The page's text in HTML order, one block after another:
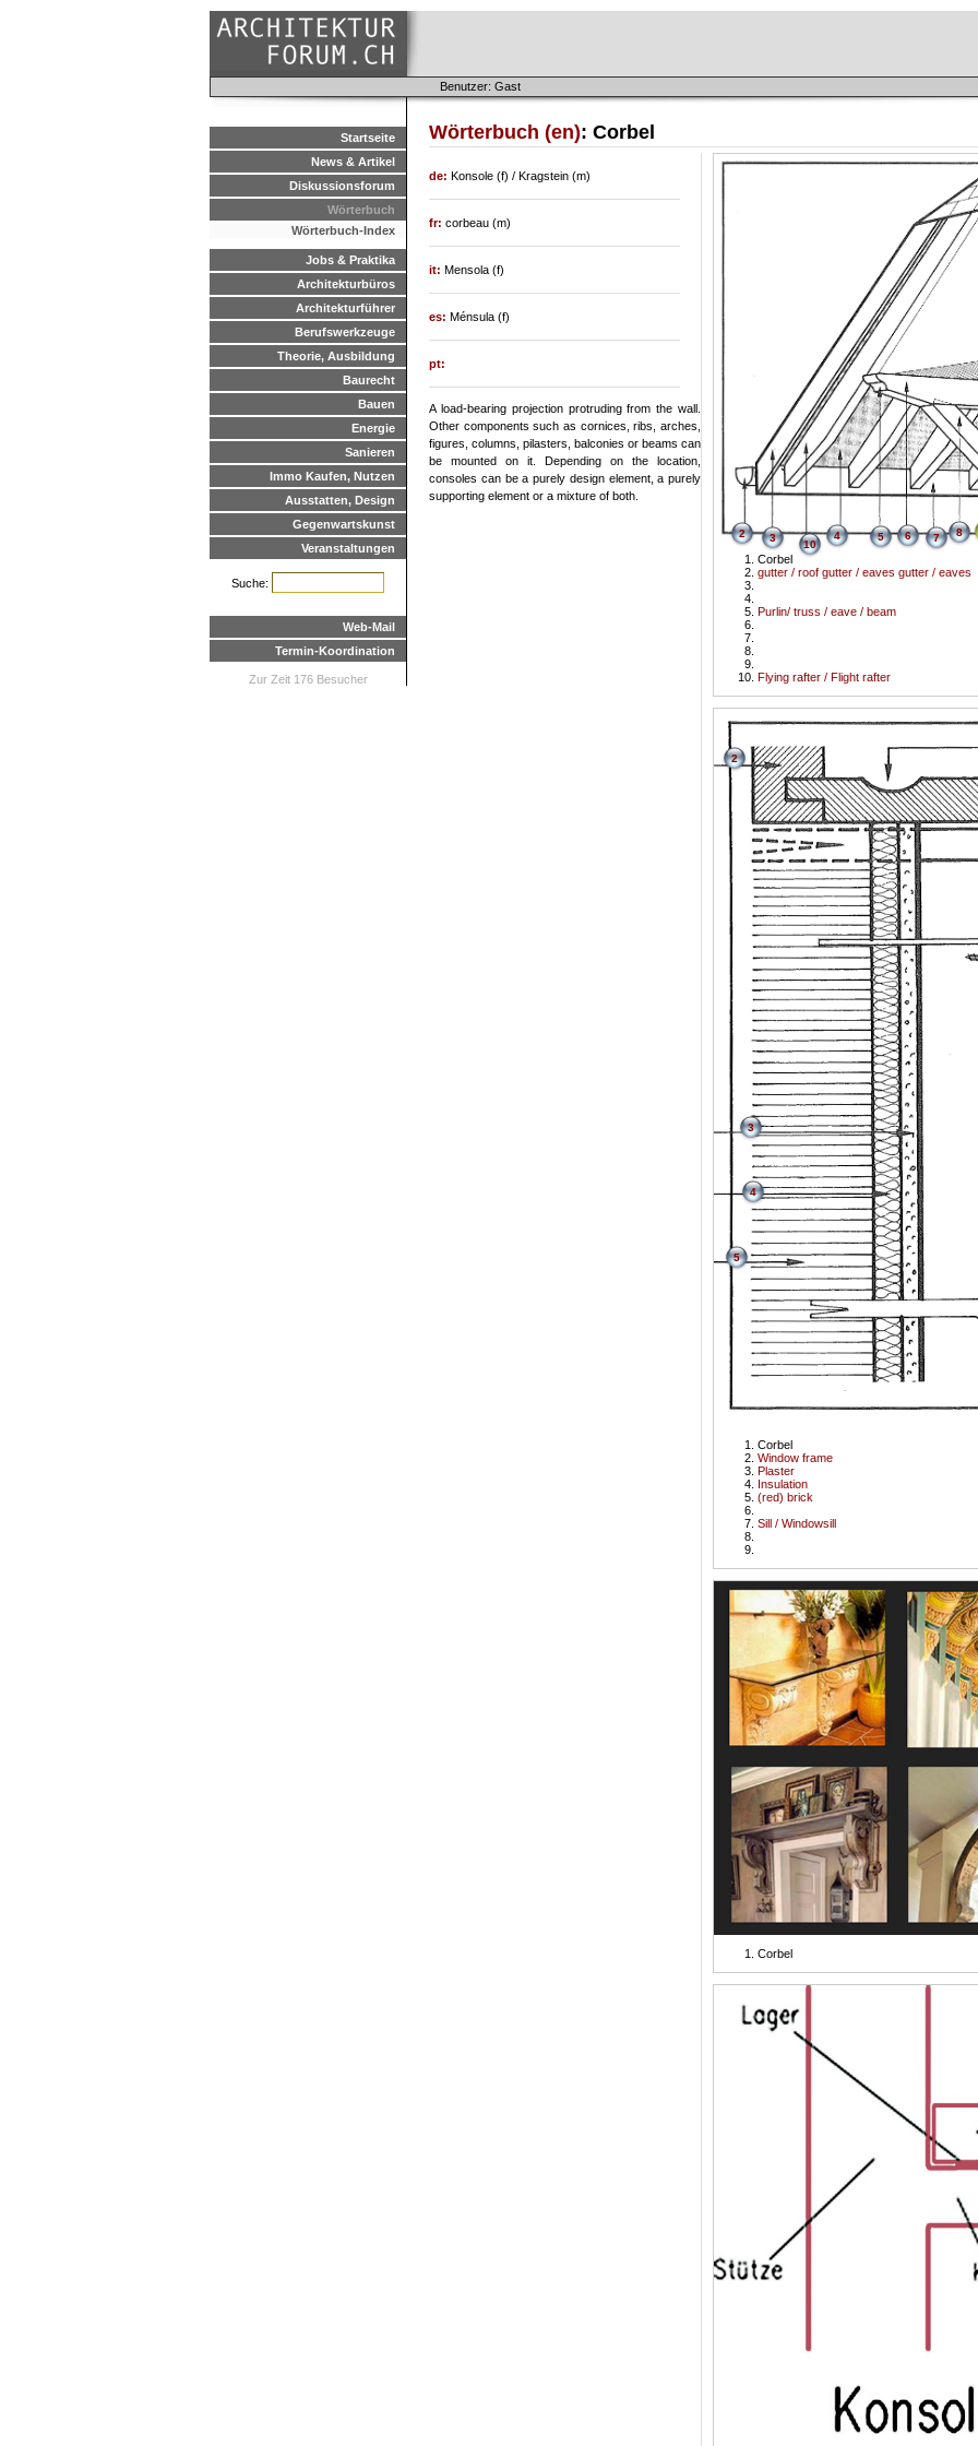
Benutzer: Gast
Startseite
News & Artikel
Diskussionsforum
Wörterbuch
Wörterbuch-Index
Jobs & Praktika
Architekturbüros
Architekturführer
Berufswerkzeuge
Theorie, Ausbildung
Baurecht
Bauen
Energie
Sanieren
Immo Kaufen, Nutzen
Ausstatten, Design
Gegenwartskunst
Veranstaltungen
Suche:
Web-Mail
Termin-Koordination
Zur Zeit 176 Besucher
Wörterbuch (en): Corbel
Corbel
gutter / roof gutter / eaves gutter / eaves
2 3 4
Purlin/ truss / eave / beam
5 6 7 8
Flying rafter / Flight rafter
10
Corbel
Window frame
2
Plaster
3
Insulation
4
(red) brick
5
Sill / Windowsill
Corbel
de: Konsole (f) / Kragstein (m)
fr: corbeau (m)
it: Mensola (f)
es: Ménsula (f)
pt:
A load-bearing projection protruding from the wall.
Other components such as cornices, ribs, arches,
figures, columns, pilasters, balconies or beams can
be mounted on it. Depending on the location,
consoles can be a purely design element, a purely
supporting element or a mixture of both.